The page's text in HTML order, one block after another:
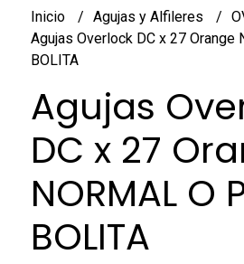
Inicio Agujas y Alfileres
Agujas Overlock DC x 27 Orange
BOLITA
Agujas
DC x 27
NORMAL O
BOLITA